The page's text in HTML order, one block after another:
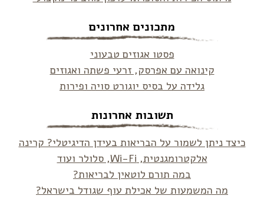
מתכונים אחרונים
פסטו אגוזים טבעוני
קינואה עם אפרסק, זרעי פשתה ואגוזים
גלידה על בסיס יוגורט סויה ופירות
תשובות אחרונות
כיצד ניתן לשמור על הבריאות בעידן הדיגיטלי? קרינה
אלקטרומגנטית, Wi-Fi, סלולר ועוד
במה תורם לוטאין לבריאות?
מה המשמעות של אכילת עוף שגודל בישראל?